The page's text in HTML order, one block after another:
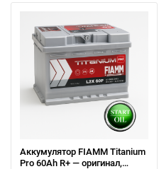
Аккумулятор FIAMM Titanium
Pro 60Ah R+ — оригинал,